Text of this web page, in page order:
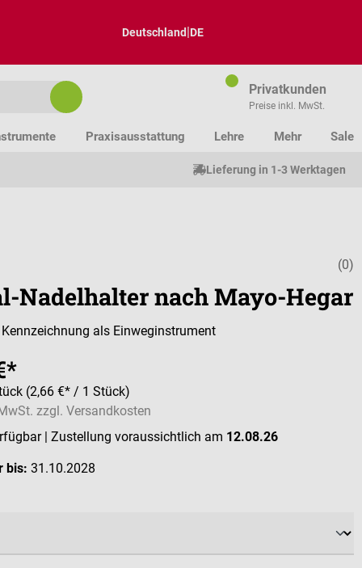
Deutschland|DE
Privatkunden
Preise inkl. MwSt.
Praxisausstattung Lehre Mehr Sale
Lieferung in 1-3 Werktagen
(0)
Nadelhalter nach Mayo-Hegar
als Einweginstrument
(2,66 €* / 1 Stück)
zzgl. Versandkosten
| Zustellung voraussichtlich am 12.08.26
bis: 31.10.2028